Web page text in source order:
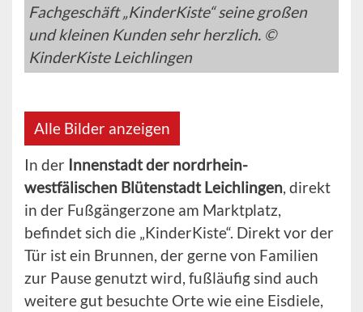
Fachgeschäft „KinderKiste“ seine großen
und kleinen Kunden sehr herzlich. ©
KinderKiste Leichlingen
Alle Bilder anzeigen
In der Innenstadt der nordrhein-
westfälischen Blütenstadt Leichlingen, direkt
in der Fußgängerzone am Marktplatz,
befindet sich die „KinderKiste“. Direkt vor der
Tür ist ein Brunnen, der gerne von Familien
zur Pause genutzt wird, fußläufig sind auch
weitere gut besuchte Orte wie eine Eisdiele,